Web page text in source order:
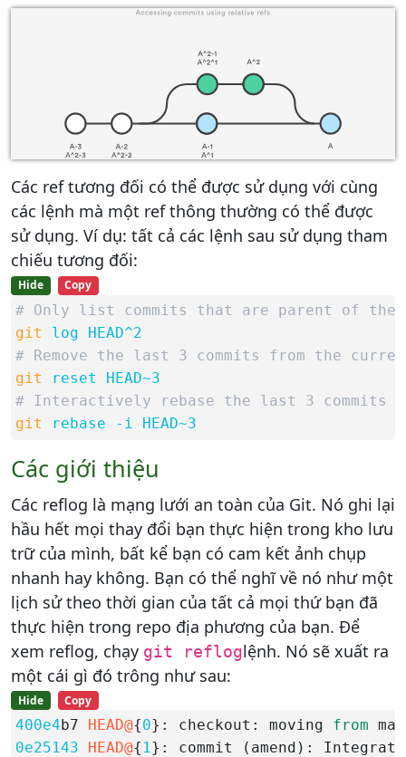
Các ref tương đối có thể được sử dụng với cùng
các lệnh mà một ref thông thường có thể được
sử dụng. Ví dụ: tất cả các lệnh sau sử dụng tham
chiếu tương đối:
Hide Copy
# Only list commits that are parent of the
git
log HEAD^2
# Remove the last 3 commits from the
git
reset HEAD~3
# Interactively rebase the last 3 commits
git
rebase -i HEAD~3
Các giới thiệu
Các reflog là mạng lưới an toàn của Git. Nó ghi lại
hầu hết mọi thay đổi bạn thực hiện trong kho lưu
trữ của mình, bất kể bạn có cam kết ảnh chụp
nhanh hay không. Bạn có thể nghĩ về nó như một
lịch sử theo thời gian của tất cả mọi thứ bạn đã
thực hiện trong repo địa phương của bạn. Để
xem reflog, chạy git refloglệnh. Nó sẽ xuất ra
một cái gì đó trông như sau:
Hide Copy
400e4b7 HEAD@{0}: checkout: moving from
0e25143
HEAD@{ 1 }: commit (amend): Integrate